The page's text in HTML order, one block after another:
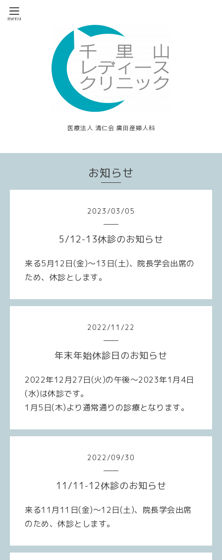
医療法人 清仁会 廣田産婦人科
お知らせ
2023 /03 /05
5/12-13休診のお知らせ
来る5月12日(金)～13日(土)、院長学会出席の
ため、休診とします。
2022 /11 /22
年末年始休診日のお知らせ
2022年12月27日(火)の午後〜2023年1月4日
(水)は休診です。
1月5日(木)より通常通りの診療となります。
2022 /09/30
11/11-12休診のお知らせ
来る11月11日(金)～12日(土)、院長学会出席
のため、休診とします。